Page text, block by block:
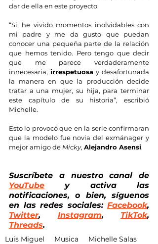
dar de ella en este proyecto.
“Sí, he vivido momentos inolvidables con
mi padre y me da gusto que puedan
conocer una pequeña parte de la relación
que hemos tenido. Pero tengo que decir
que me parece verdaderamente
innecesaria, irrespetuosa y desafortunada
la manera en que la producción decide
tratar a una mujer, su hija, para terminar
este capítulo de su historia”, escribió
Michelle.
Esto lo provocó que en la serie confirmaran
que la modelo fue novia del exmánager y
mejor amigo de Micky, Alejandro Asensi.
Suscríbete a nuestro canal de
YouTube y activa las
notificaciones, o bien, síguenos
en las redes sociales: Facebook
Twitter, Instagram, TikTok
Threads.
Luis Miguel Musica
Michelle Salas